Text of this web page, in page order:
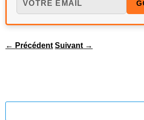
← Précédent Suivant →